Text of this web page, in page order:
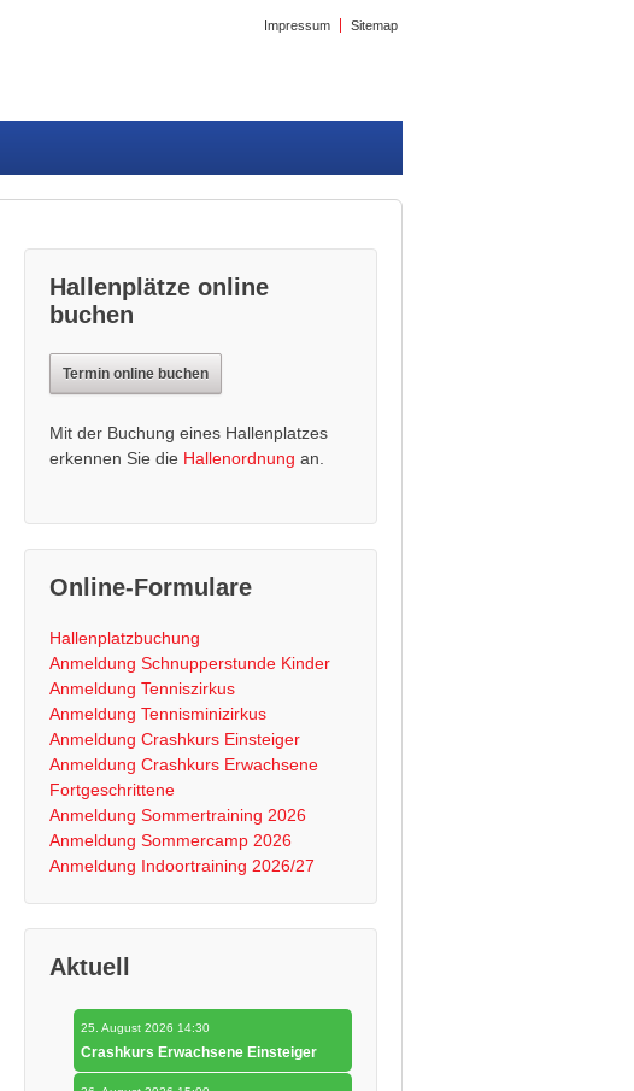
Impressum Sitemap
Hallenplätze online
buchen
Termin online buchen
Mit der Buchung eines Hallenplatzes
erkennen Sie die Hallenordnung an.
Online-Formulare
Hallenplatzbuchung
Anmeldung Schnupperstunde Kinder
Anmeldung Tenniszirkus
Anmeldung Tennisminizirkus
Anmeldung Crashkurs Einsteiger
Anmeldung Crashkurs Erwachsene
Fortgeschrittene
Anmeldung Sommertraining 2026
Anmeldung Sommercamp 2026
Anmeldung Indoortraining 2026/27
Aktuell
25. August 2026 14:30
Crashkurs Erwachsene Einsteiger